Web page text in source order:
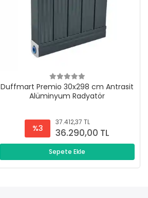
Duffmart Premio 30x298 cm Antrasit
Alüminyum Radyatör
%3
37.412,37 TL
36.290,00 TL
Sepete Ekle